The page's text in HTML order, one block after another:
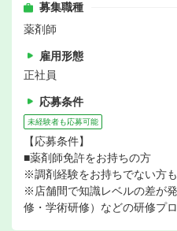
募集職種
薬剤師
雇用形態
正社員
応募条件
未経験者も応募可能
【応募条件】
■薬剤師免許をお持ちの方
※調剤経験をお持ちでない方も
※店舗間で知識レベルの差が
修・学術研修）などの研修プ